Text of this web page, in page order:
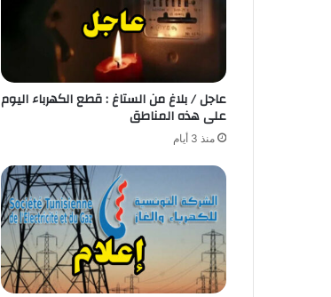
عاجل / بلاغ من الستاغ : قطع الكهرباء اليوم
على هذه المناطق
منذ 3 أيام